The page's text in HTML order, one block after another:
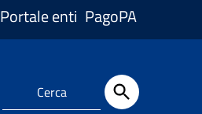
Portale enti PagoPA